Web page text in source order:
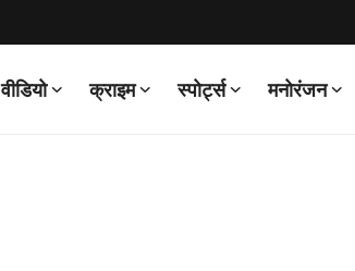
वीडियो क्राइम स्पोर्ट्स मनोरंजन